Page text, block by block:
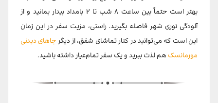
بهتر است حتماً بین ساعت ۸ شب تا ۲ بامداد بیدار بمانید و از
آلودگی نوری شهر فاصله بگیرید. راستی، مزیت سفر در این زمان
این است که می‌توانید در کنار تماشای شفق، از دیگر جاهای دیدنی
مورمانسک هم لذت ببرید و یک سفر تمام‌عیار داشته باشید.